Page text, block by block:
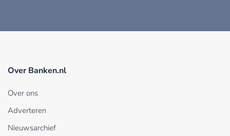
Over Banken.nl
Over ons
Adverteren
Nieuwsarchief